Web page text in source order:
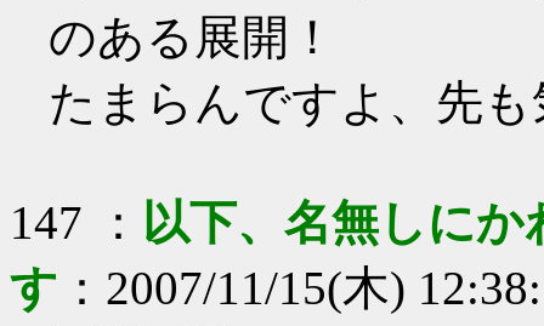
のある展開！
たまらんですよ、先
147 ： 以下、名無しに
す ： 2007/11/15(木)